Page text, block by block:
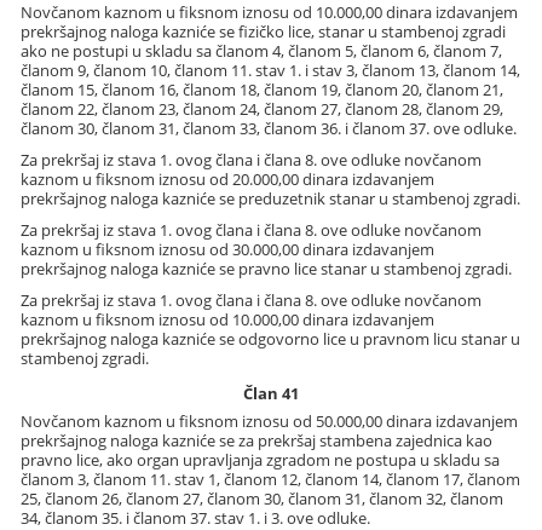
Novčanom kaznom u fiksnom iznosu od 10.000,00 dinara izdavanjem
prekršajnog naloga kazniće se fizičko lice, stanar u stambenoj zgradi
ako ne postupi u skladu sa članom 4, članom 5, članom 6, članom 7,
članom 9, članom 10, članom 11. stav 1. i stav 3, članom 13, članom 14,
članom 15, članom 16, članom 18, članom 19, članom 20, članom 21,
članom 22, članom 23, članom 24, članom 27, članom 28, članom 29,
članom 30, članom 31, članom 33, članom 36. i članom 37. ove odluke.
Za prekršaj iz stava 1. ovog člana i člana 8. ove odluke novčanom
kaznom u fiksnom iznosu od 20.000,00 dinara izdavanjem
prekršajnog naloga kazniće se preduzetnik stanar u stambenoj zgradi.
Za prekršaj iz stava 1. ovog člana i člana 8. ove odluke novčanom
kaznom u fiksnom iznosu od 30.000,00 dinara izdavanjem
prekršajnog naloga kazniće se pravno lice stanar u stambenoj zgradi.
Za prekršaj iz stava 1. ovog člana i člana 8. ove odluke novčanom
kaznom u fiksnom iznosu od 10.000,00 dinara izdavanjem
prekršajnog naloga kazniće se odgovorno lice u pravnom licu stanar u
stambenoj zgradi.
Član 41
Novčanom kaznom u fiksnom iznosu od 50.000,00 dinara izdavanjem
prekršajnog naloga kazniće se za prekršaj stambena zajednica kao
pravno lice, ako organ upravljanja zgradom ne postupa u skladu sa
članom 3, članom 11. stav 1, članom 12, članom 14, članom 17, članom
25, članom 26, članom 27, članom 30, članom 31, članom 32, članom
34, članom 35. i članom 37. stav 1. i 3. ove odluke.